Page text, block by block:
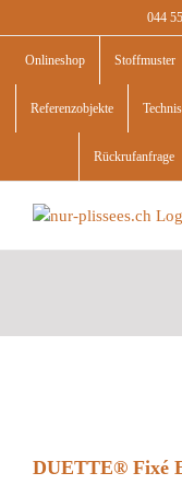
to
content
044
Onlineshop Stoffmuster
Referenzobjekte
Rückrufanfrage
DUETTE® Fixé